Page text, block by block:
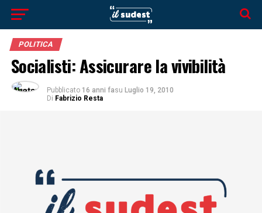
POLITICA
Socialisti: Assicurare la vivibilità
Pubblicato 16 anni fasu Luglio 19, 2010
Di Fabrizio Resta